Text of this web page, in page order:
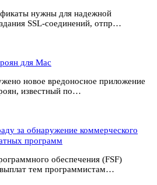
нужны для надежной
SSL-соединений, отпр…
для Mac
новое вредоносное приложение
известный по…
за обнаружение коммерческого
программ
обеспечения (FSF)
тем программистам…